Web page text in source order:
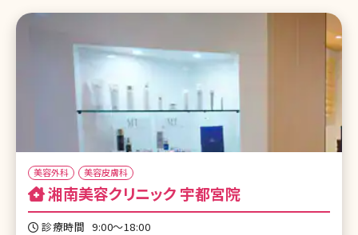
美容外科 美容皮膚科
湘南美容クリニック 宇都宮院
診療時間 9:00～18:00